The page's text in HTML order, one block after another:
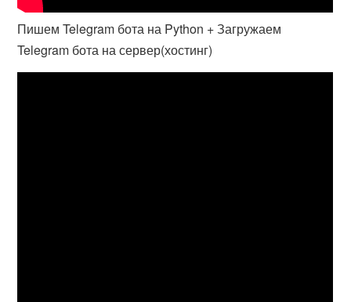
Пишем Telegram бота на Python + Загружаем
Telegram бота на сервер(хостинг)